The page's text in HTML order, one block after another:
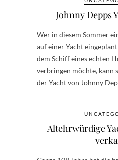
Johnny Depps
Wer in diesem Sommer
auf einer Yacht
dem Schiff eines echten
verbringen möchte, kann
der Yacht von Johnny
Altehrwürdige